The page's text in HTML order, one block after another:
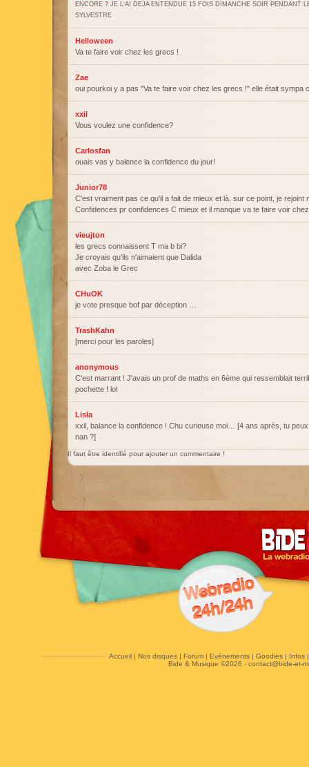
ENCORE ? JE L'AI DEJA ENTENDUE 15 FOIS DIMANCHE SOIR PENDANT
SYLVESTRE
Helloween
Va te faire voir chez les grecs !
Zae
oui pourkoi y a pas "Va te faire voir chez les grecs !" elle était sympa
xxil
Vous voulez une confidence?
Carlosfan
ouais vas y balence la confidence du jour!
Junior78
C'est vraiment pas ce qu'il a fait de mieux et là, sur ce point, je
Confidences pr confidences C mieux et il manque va te faire voir
vieujton
les grecs connaissent T ma b bi?
Je croyais qu'ils n'aimaient que Dalida
avec Zoba le Grec
CHuOK
je vote presque bof par déception …
TrashKahn
[merci pour les paroles]
anonymous
C'est marrant ! J'avais un prof de maths en 6ème qui ressemblait
pochette ! lol
Lisla
xxil, balance la confidence ! Chu curieuse moi… [4 ans après, tu
nan ?]
Il faut être identifié pour ajouter un commentaire !
Accueil| Nos disques| Forum| Evénements| Goodies| Infos
Bide & Musique ©2026 - contact@bide-et-